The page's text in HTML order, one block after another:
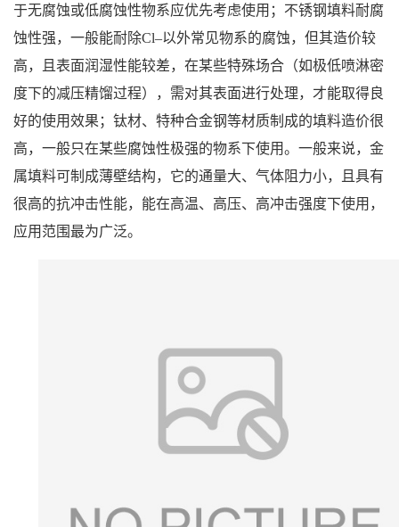
于无腐蚀或低腐蚀性物系应优先考虑使用；不锈钢填料耐腐
蚀性强，一般能耐除Cl–以外常见物系的腐蚀，但其造价较
高，且表面润湿性能较差，在某些特殊场合（如极低喷淋密
度下的减压精馏过程），需对其表面进行处理，才能取得良
好的使用效果；钛材、特种合金钢等材质制成的填料造价很
高，一般只在某些腐蚀性极强的物系下使用。一般来说，金
属填料可制成薄壁结构，它的通量大、气体阻力小，且具有
很高的抗冲击性能，能在高温、高压、高冲击强度下使用，
应用范围最为广泛。